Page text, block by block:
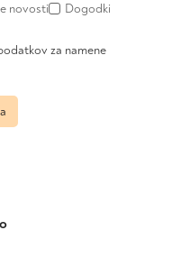
novosti Dogodki
za namene